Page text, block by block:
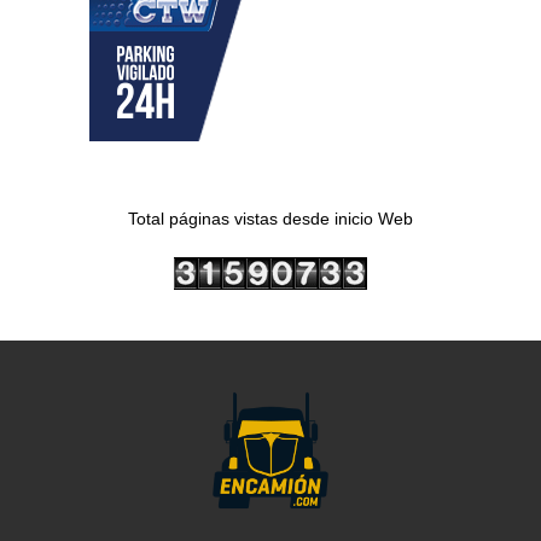
Total páginas vistas desde inicio Web